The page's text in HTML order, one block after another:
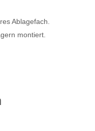
Ablagefach.
montiert.